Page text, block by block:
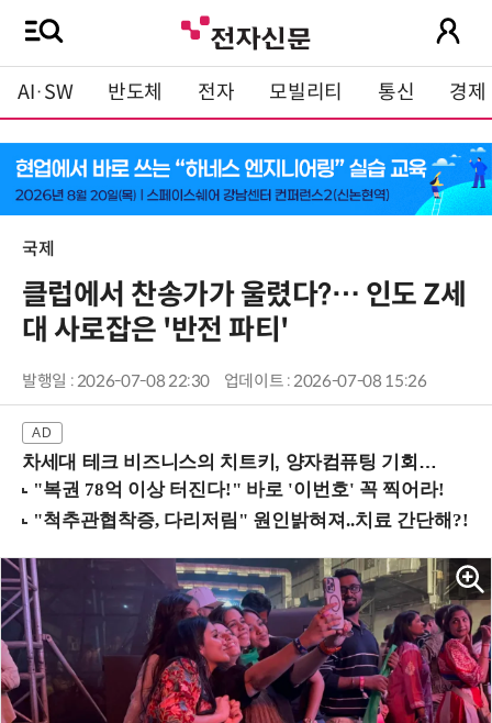
AI·SW 반도체 전자 모빌리티 통신 경제
국제
클럽에서 찬송가가 울렸다?… 인도 Z세
대 사로잡은 '반전 파티'
발행일 : 2026-07-08 22:30 업데이트 : 2026-07-08 15:26
차세대 테크 비즈니스의 치트키, 양자컴퓨팅 기회를 선점하라! (8/28 강남역)